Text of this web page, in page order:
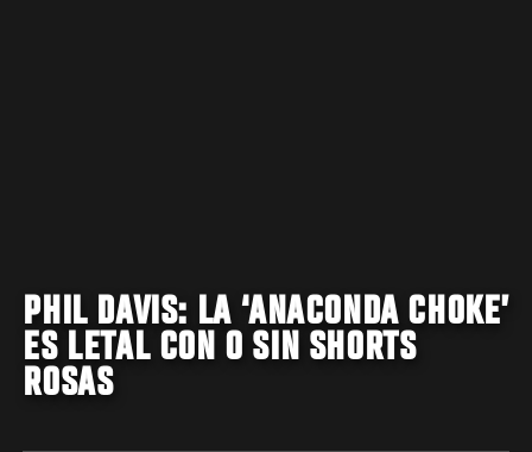
PHIL DAVIS: LA ‘ANACONDA CHOKE’
ES LETAL CON O SIN SHORTS
ROSAS